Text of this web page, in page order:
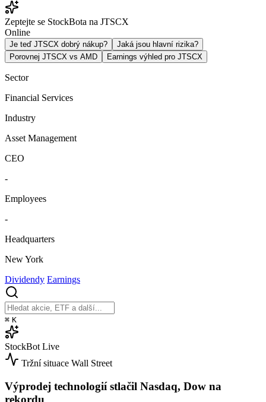
Zeptejte se StockBota na JTSCX
Online
Je teď JTSCX dobrý nákup?
Jaká jsou hlavní rizika?
Porovnej JTSCX vs AMD
Earnings výhled pro JTSCX
Sector
Financial Services
Industry
Asset Management
CEO
-
Employees
-
Headquarters
New York
Dividendy Earnings
⌘ K
StockBot Live
Tržní situace Wall Street
Výprodej technologií stlačil Nasdaq, Dow na
rekordu